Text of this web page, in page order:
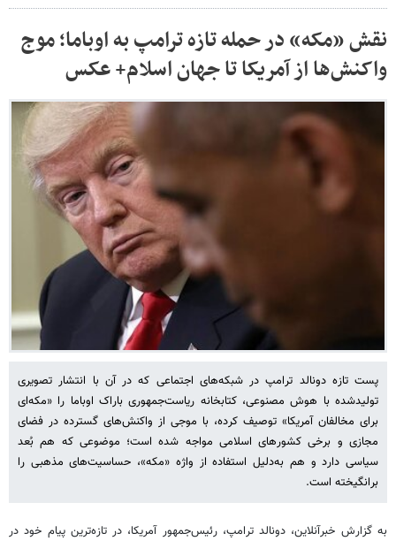
نقش «مکه» در حمله تازه ترامپ به اوباما؛ موج
واکنش‌ها از آمریکا تا جهان اسلام+ عکس
پست تازه دونالد ترامپ در شبکه‌های اجتماعی که در آن با انتشار تصویری
تولیدشده با هوش مصنوعی، کتابخانه ریاست‌جمهوری باراک اوباما را «مکه‌ای
برای مخالفان آمریکا» توصیف کرده، با موجی از واکنش‌های گسترده در فضای
مجازی و برخی کشورهای اسلامی مواجه شده است؛ موضوعی که هم بُعد
سیاسی دارد و هم به‌دلیل استفاده از واژه «مکه»، حساسیت‌های مذهبی را
برانگیخته است.
به گزارش خبرآنلاین، دونالد ترامپ، رئیس‌جمهور آمریکا، در تازه‌ترین پیام خود در